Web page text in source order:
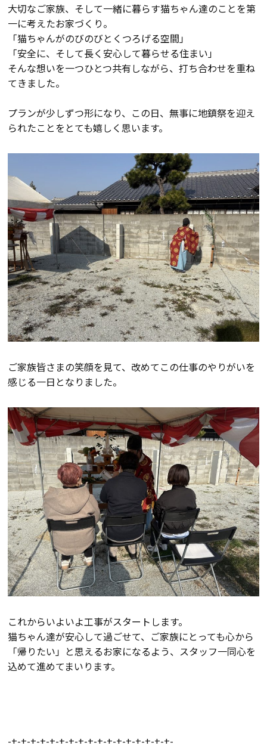
ZEH
ラインナップ
モデルハウス紹介
お客様の声
会社案内
経営理念・
会社案内
スタッフ紹介
KATSUMIの
取り組み
採用情報
家づくりサポート
家づくりの資金計画
設計・施工品質管理
検査・アフターメンテナンス
家づくりのスケジュール
よくあるご質問 店舗紹介
スタッフブログ ZEH普及目標
プライバシー
ポリシー
ソーシャルメディアポリ
MENU
大切なご家族、そして一緒に暮らす猫ちゃん達のことを第
一に考えたお家づくり。
「猫ちゃんがのびのびとくつろげる空間」
「安全に、そして長く安心して暮らせる住まい」
そんな想いを一つひとつ共有しながら、打ち合わせを重ね
てきました。
プランが少しずつ形になり、この日、無事に地鎮祭を迎え
られたことをとても嬉しく思います。
ご家族皆さまの笑顔を見て、改めてこの仕事のやりがいを
感じる一日となりました。
これからいよいよ工事がスタートします。
猫ちゃん達が安心して過ごせて、ご家族にとっても心から
「帰りたい」と思えるお家になるよう、スタッフ一同心を
込めて進めてまいります。
-+-+-+-+-+-+-+-+-+-+-+-+-+-+-+-+-+-